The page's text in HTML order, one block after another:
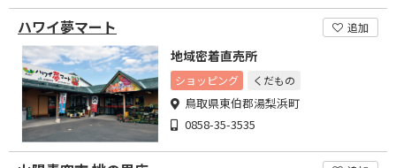
ハワイ夢マート 追加
地域密着直売所
ショッピング くだもの
鳥取県東伯郡湯梨浜町
0858-35-3535